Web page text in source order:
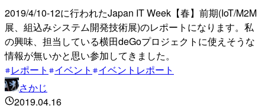
2019/4/10-12に行われたJapan IT Week【春】前期(IoT/M2M
展、組込みシステム開発技術展)のレポートになります。私
の興味、担当している横田deGoプロジェクトに使えそうな
情報が無いかと思い参加してきました。
レポート
イベント
イベントレポート
さかじ
2019.04.16